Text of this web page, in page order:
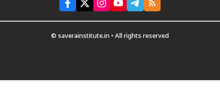
© saverainstitute.in • All rights reserved